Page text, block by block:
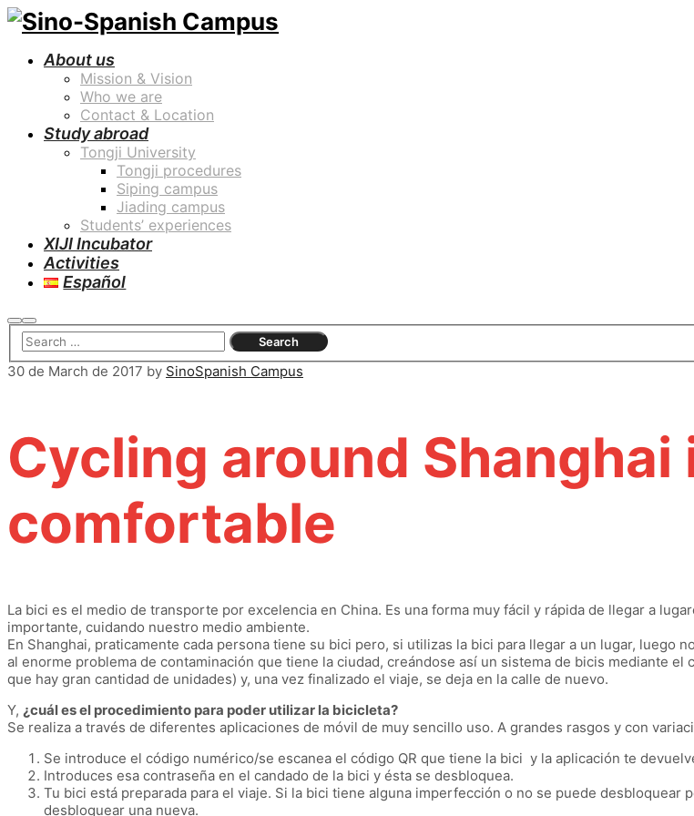
About us
Mission & Vision
Who we are
Contact & Location
Study abroad
Tongji University
Tongji procedures
Siping campus
Jiading campus
Students’ experiences
XIJI Incubator
Activities
Español
Search
Main
menu
30 de March de 2017 by SinoSpanish Campus
Cycling around Shanghai
comfortable
La bici es el medio de transporte por excelencia en China. Es una forma muy fácil y rápida de llegar a
importante, cuidando nuestro medio ambiente.
En Shanghai, praticamente cada persona tiene su bici pero, si utilizas la bici para llegar a un lugar,
al enorme problema de contaminación que tiene la ciudad, creándose así un sistema de bicis mediante
que hay gran cantidad de unidades) y, una vez finalizado el viaje, se deja en la calle de nuevo.
Y, ¿cuál es el procedimiento para poder utilizar la bicicleta?
Se realiza a través de diferentes aplicaciones de móvil de muy sencillo uso. A grandes rasgos y con
Se introduce el código numérico/se escanea el código QR que tiene la bici y la aplicación te
Introduces esa contraseña en el candado de la bici y ésta se desbloquea.
Tu bici está preparada para el viaje. Si la bici tiene alguna imperfección o no se puede desbloquear
desbloquear una nueva.